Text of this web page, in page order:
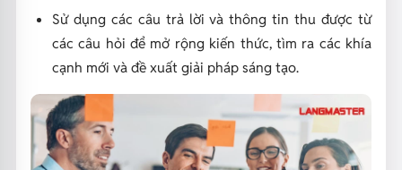
Sử dụng các câu trả lời và thông tin thu được từ
các câu hỏi để mở rộng kiến thức, tìm ra các khía
cạnh mới và đề xuất giải pháp sáng tạo.